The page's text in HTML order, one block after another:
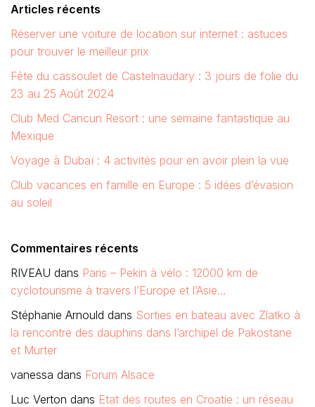
Articles récents
Réserver une voiture de location sur internet : astuces
pour trouver le meilleur prix
Fête du cassoulet de Castelnaudary : 3 jours de folie du
23 au 25 Août 2024
Club Med Cancun Resort : une semaine fantastique au
Mexique
Voyage à Dubaï : 4 activités pour en avoir plein la vue
Club vacances en famille en Europe : 5 idées d’évasion
au soleil
Commentaires récents
RIVEAU dans Paris – Pekin à vélo : 12000 km de
cyclotourisme à travers l’Europe et l’Asie…
Stéphanie Arnould dans Sorties en bateau avec Zlatko à
la rencontre des dauphins dans l’archipel de Pakostane
et Murter
vanessa dans Forum Alsace
Luc Verton dans Etat des routes en Croatie : un réseau